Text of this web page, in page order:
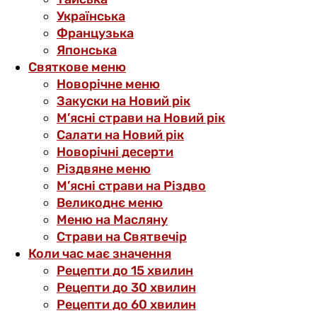
Українська
Французька
Японська
Святкове меню
Новорічне меню
Закуски на Новий рік
М’ясні страви на Новий рік
Салати на Новий рік
Новорічні десерти
Різдвяне меню
М’ясні страви на Різдво
Великоднє меню
Меню на Масляну
Страви на Святвечір
Коли час має значення
Рецепти до 15 хвилин
Рецепти до 30 хвилин
Рецепти до 60 хвилин